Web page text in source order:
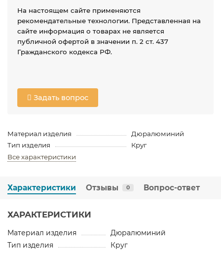
На настоящем сайте применяются
рекомендательные технологии. Представленная на
сайте информация о товарах не является
публичной офертой в значении п. 2 ст. 437
Гражданского кодекса РФ.
Задать вопрос
Материал изделия
Дюралюминий
Тип изделия
Круг
Все характеристики
Характеристики Отзывы 0 Вопрос-ответ
ХАРАКТЕРИСТИКИ
Материал изделия
Дюралюминий
Тип изделия
Круг